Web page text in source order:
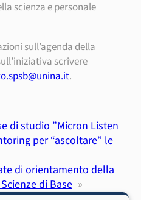
scienza e personale
sull’agenda della
scrivere
.
di studio ”Micron Listen
per “ascoltare” le
di orientamento della
di Base »